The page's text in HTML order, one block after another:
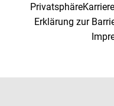
PrivatsphäreKarriere
Erklärung zur